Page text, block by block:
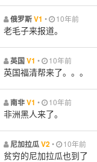
俄罗斯V1 • 10年前
老毛子来报道。
英国V1 • 10年前
英国福清帮来了。。。
南非V1 • 10年前
非洲黑人来了。
尼加拉瓜V2 • 10年前
贫穷的尼加拉瓜也到了